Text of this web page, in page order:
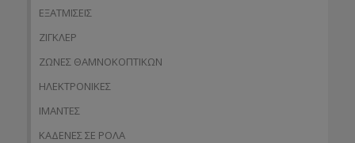
ΕΞΑΤΜΙΣΕΙΣ
ΖΙΓΚΛΕΡ
ΖΩΝΕΣ ΘΑΜΝΟΚΟΠΤΙΚΩΝ
ΗΛΕΚΤΡΟΝΙΚΕΣ
ΙΜΑΝΤΕΣ
ΚΑΔΕΝΕΣ ΣΕ ΡΟΛΑ